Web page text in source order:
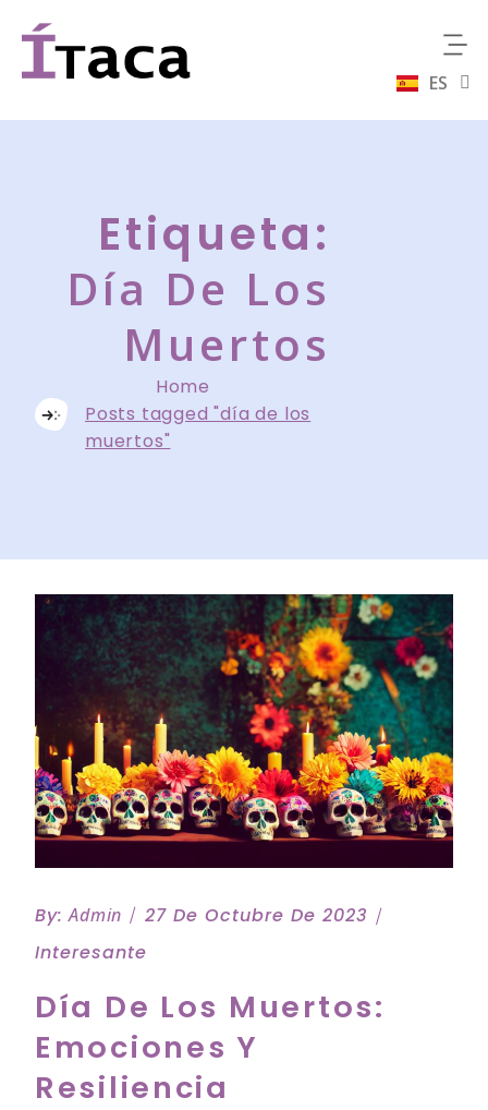
ES
EN
Etiqueta:
Día De Los
Muertos
Home
Posts tagged "día de los
muertos"
By:Admin
27 De Octubre De 2023
Interesante
Día De Los Muertos:
Emociones Y
Resiliencia